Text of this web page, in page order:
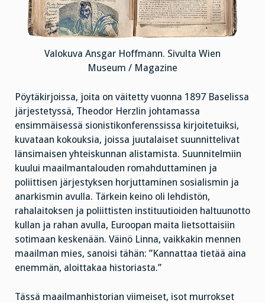
Valokuva Ansgar Hoffmann. Sivulta Wien
Museum / Magazine
Pöytäkirjoissa, joita on väitetty vuonna 1897 Baselissa
järjestetyssä, Theodor Herzlin johtamassa
ensimmäisessä sionistikonferenssissa kirjoitetuiksi,
kuvataan kokouksia, joissa juutalaiset suunnittelivat
länsimaisen yhteiskunnan alistamista. Suunnitelmiin
kuului maailmantalouden romahduttaminen ja
poliittisen järjestyksen horjuttaminen sosialismin ja
anarkismin avulla. Tärkein keino oli lehdistön,
rahalaitoksen ja poliittisten instituutioiden haltuunotto
kullan ja rahan avulla, Euroopan maita lietsottaisiin
sotimaan keskenään. Väinö Linna, vaikkakin mennen
maailman mies, sanoisi tähän: ”Kannattaa tietää aina
enemmän, aloittakaa historiasta.”
Tässä maailmanhistorian viimeiset, isot murrokset